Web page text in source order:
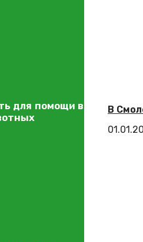
В
для помощи в